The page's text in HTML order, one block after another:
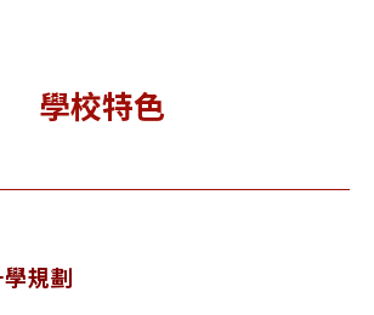
學校特色
規劃